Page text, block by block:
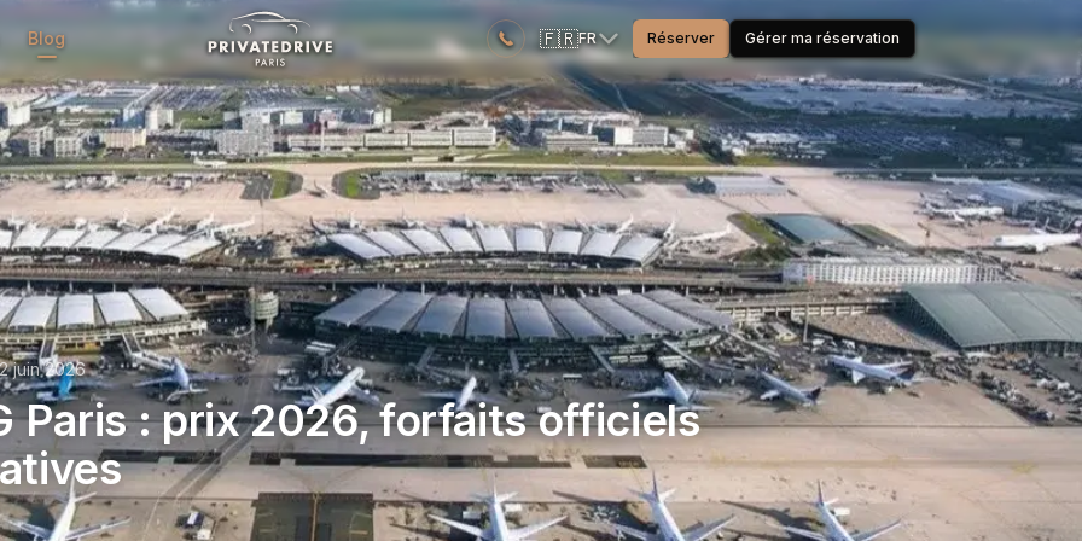
Blog 🇫🇷FR Réserver Gérer ma réservation
juin 2026
Paris : prix 2026, forfaits officiels